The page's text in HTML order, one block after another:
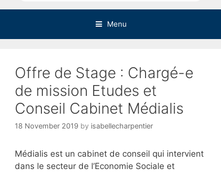
Menu
Offre de Stage : Chargé-e
de mission Etudes et
Conseil Cabinet Médialis
18 November 2019 by isabellecharpentier
Médialis est un cabinet de conseil qui intervient
dans le secteur de l’Economie Sociale et